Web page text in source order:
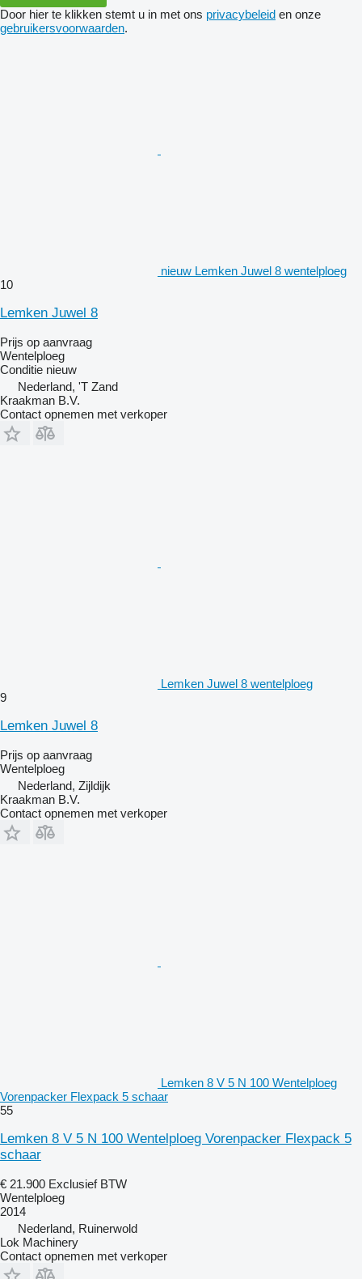
Door hier te klikken stemt u in met ons privacybeleid en onze
gebruikersvoorwaarden.
nieuw Lemken Juwel 8 wentelploeg
10
Lemken Juwel 8
Prijs op aanvraag
Wentelploeg
Conditie nieuw
Nederland, 'T Zand
Kraakman B.V.
Contact opnemen met verkoper
Lemken Juwel 8 wentelploeg
9
Lemken Juwel 8
Prijs op aanvraag
Wentelploeg
Nederland, Zijldijk
Kraakman B.V.
Contact opnemen met verkoper
Lemken 8 V 5 N 100 Wentelploeg
Vorenpacker Flexpack 5 schaar
55
Lemken 8 V 5 N 100 Wentelploeg Vorenpacker Flexpack 5
schaar
€ 21.900 Exclusief BTW
Wentelploeg
2014
Nederland, Ruinerwold
Lok Machinery
Contact opnemen met verkoper